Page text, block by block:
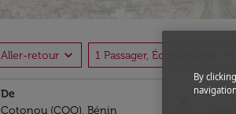
Aller-retour expand_more 1 Passager, Économique
De À
By